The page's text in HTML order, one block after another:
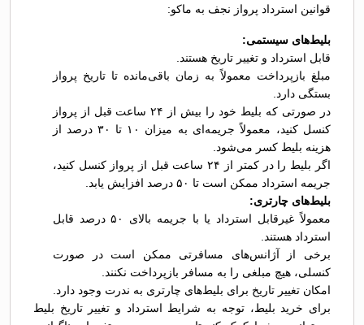
قوانین استرداد پرواز نجف به ماکو:
بلیط‌های سیستمی:
قابل استرداد و تغییر تاریخ هستند.
مبلغ بازپرداخت معمولاً به زمان باقی‌مانده تا تاریخ پرواز
بستگی دارد.
در صورتی که بلیط خود را بیش از ۲۴ ساعت قبل از پرواز
کنسل کنید، معمولاً جریمه‌ای به میزان ۱۰ تا ۳۰ درصد از
هزینه بلیط کسر می‌شود.
اگر بلیط را در کمتر از ۲۴ ساعت قبل از پرواز کنسل کنید،
جریمه استرداد ممکن است تا ۵۰ درصد افزایش یابد.
بلیط‌های چارتری:
معمولاً غیرقابل استرداد یا با جریمه بالای ۵۰ درصد قابل
استرداد هستند.
برخی از آژانس‌های مسافرتی ممکن است در صورت
کنسلی، هیچ مبلغی را به مسافر بازپرداخت نکنند.
امکان تغییر تاریخ برای بلیط‌های چارتری به ندرت وجود دارد.
برای خرید بلیط، توجه به شرایط استرداد و تغییر تاریخ بلیط